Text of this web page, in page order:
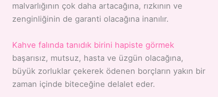
malvarlığının çok daha artacağına, rızkının ve
zenginliğinin de garanti olacağına inanılır.
Kahve falında tanıdık birini hapiste görmek
başarısız, mutsuz, hasta ve üzgün olacağına,
büyük zorluklar çekerek ödenen borçların yakın bir
zaman içinde biteceğine delalet eder.